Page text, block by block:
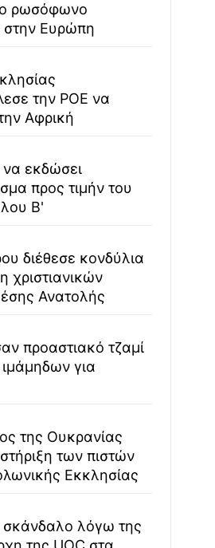
ρωσόφωνο
στην Ευρώπη
την ΡΟΕ να
Αφρική
εκδώσει
προς τιμήν του
Β'
διέθεσε κονδύλια
χριστιανικών
Ανατολής
προαστιακό τζαμί
για
της Ουκρανίας
των πιστών
Εκκλησίας
σκάνδαλο λόγω της